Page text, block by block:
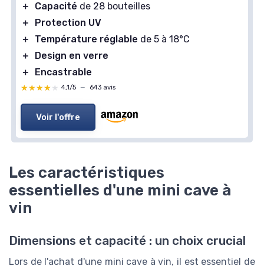
＋ Capacité de 28 bouteilles
＋
Protection UV
＋
Température réglable de 5 à 18°C
＋
Design en verre
＋
Encastrable
★★★★★
★★★★★ 4,1/5 — 643 avis
Voir l'offre
Les caractéristiques
essentielles d'une mini cave à
vin
Dimensions et capacité : un choix crucial
Lors de l'achat d'une mini cave à vin, il est essentiel de